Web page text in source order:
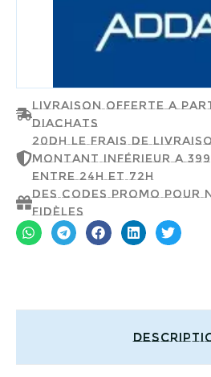
Livraison offerte a
d'achats
20dh le frais de
montant inférieur a
entre 24h et 72h
Des codes promo pour
fidèles